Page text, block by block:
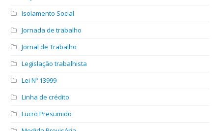
Isolamento Social
Jornada de trabalho
Jornal de Trabalho
Legislação trabalhista
Lei Nº 13999
Linha de crédito
Lucro Presumido